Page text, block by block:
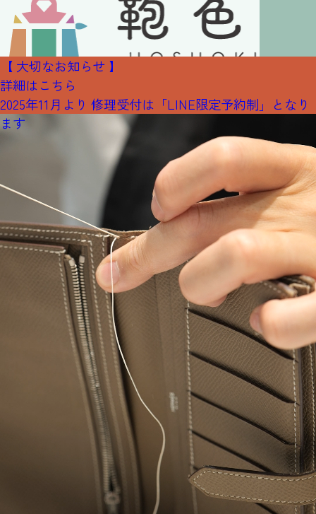
【 大切なお知らせ 】
詳細はこちら
2025年11月より 修理受付は「LINE限定予約制」となり
ます